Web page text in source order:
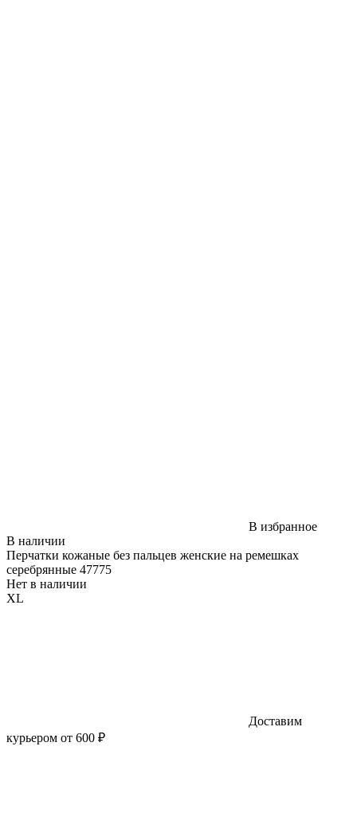
В избранное
В наличии
Перчатки кожаные без пальцев женские на ремешках
серебрянные 47775
Нет в наличии
XL
Доставим
курьером от 600 ₽